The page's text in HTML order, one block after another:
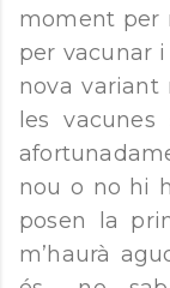
moment per
per vacunar
nova variant
les
nou o no hi
posen la
m’haurà